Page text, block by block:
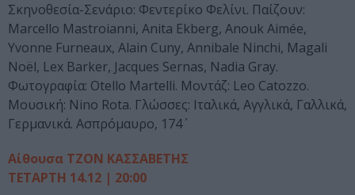
Σκηνοθεσία-Σενάριο: Φεντερίκο Φελίνι. Παίζουν:
Marcello Mastroianni, Anita Ekberg, Anouk Aimée,
Yvonne Furneaux, Alain Cuny, Annibale Ninchi, Magali
Noël, Lex Barker, Jacques Sernas, Nadia Gray.
Φωτογραφία: Otello Martelli. Μοντάζ: Leo Catozzo.
Μουσική: Nino Rota. Γλώσσες: Ιταλικά, Αγγλικά, Γαλλικά,
Γερμανικά. Ασπρόμαυρο, 174΄
Αίθουσα ΤΖΟΝ ΚΑΣΣΑΒΕΤΗΣ
ΤΕΤΑΡΤΗ 14.12 | 20:00